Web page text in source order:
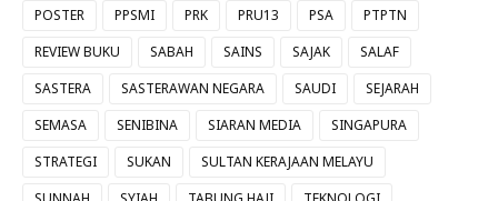
POSTER
PPSMI PRK PRU13 PSA
PTPTN
REVIEW BUKU
SABAH SAINS SAJAK
SALAF
SASTERA
SASTERAWAN NEGARA SAUDI
SEJARAH
SEMASA
SENIBINA SIARAN MEDIA
SINGAPURA
STRATEGI
SUKAN
SULTAN KERAJAAN MELAYU